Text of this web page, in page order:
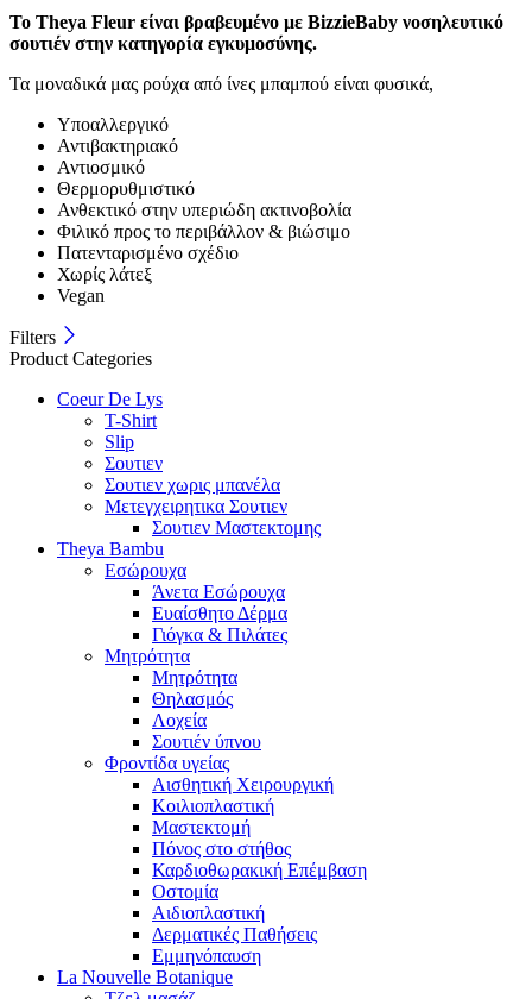
Το Theya Fleur είναι βραβευμένο με BizzieBaby νοσηλευτικό
σουτιέν στην κατηγορία εγκυμοσύνης.
Τα μοναδικά μας ρούχα από ίνες μπαμπού είναι φυσικά,
Υποαλλεργικό
Αντιβακτηριακό
Αντιοσμικό
Θερμορυθμιστικό
Ανθεκτικό στην υπεριώδη ακτινοβολία
Φιλικό προς το περιβάλλον & βιώσιμο
Πατενταρισμένο σχέδιο
Χωρίς λάτεξ
Vegan
Filters
Product Categories
Coeur De Lys
T-Shirt
Slip
Σουτιεν
Σουτιεν χωρις μπανέλα
Μετεγχειρητικα Σουτιεν
Σουτιεν Μαστεκτομης
Theya Bambu
Εσώρουχα
Άνετα Εσώρουχα
Ευαίσθητο Δέρμα
Γιόγκα & Πιλάτες
Μητρότητα
Μητρότητα
Θηλασμός
Λοχεία
Σουτιέν ύπνου
Φροντίδα υγείας
Αισθητική Χειρουργική
Κοιλιοπλαστική
Μαστεκτομή
Πόνος στο στήθος
Καρδιοθωρακική Επέμβαση
Οστομία
Αιδιοπλαστική
Δερματικές Παθήσεις
Εμμηνόπαυση
La Nouvelle Botanique